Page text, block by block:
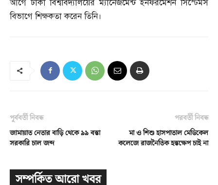
আগে ঢাকা বিশ্ববিদ্যালয়ের ম্যানেজমেন্ট ইনফরমেশন সিস্টেমস
বিভাগে শিক্ষকতা করেন তিনি।
পূর্ববর্তী নিবন্ধ
জামায়াত নেতার বাড়ি থেকে ৯৯ বস্তা
সরকারি চাল জব্দ
পরবর্তী নিবন্ধ
মা ও শিশু হাসপাতাল মেডিকেল
কলেজে রাজনৈতিক হস্তক্ষেপ চাই না
সম্পর্কিত আরো খবর